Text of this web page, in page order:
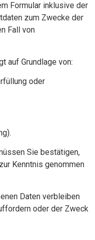
Formular inklusive der
zum Zwecke der
Fall von
auf Grundlage von:
oder
Sie bestätigen,
Kenntnis genommen
Daten verbleiben
oder der Zweck